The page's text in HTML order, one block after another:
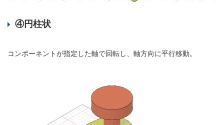
④円柱状
コンポーネントが指定した軸で回転し、軸方向に平行移動。